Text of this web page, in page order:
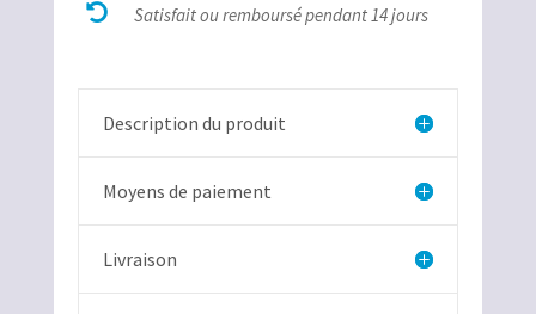
chalcopyrite
 Satisfait ou remboursé pendant 14 jours
Description du produit
Moyens de paiement
Livraison